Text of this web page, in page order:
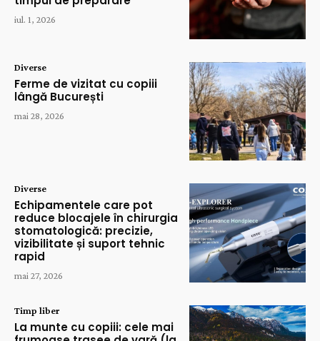
iul. 1, 2026
Diverse
Ferme de vizitat cu copiii
lângă București
mai 28, 2026
Diverse
Echipamentele care pot
reduce blocajele în chirurgia
stomatologică: precizie,
vizibilitate și suport tehnic
rapid
mai 27, 2026
Timp liber
La munte cu copiii: cele mai